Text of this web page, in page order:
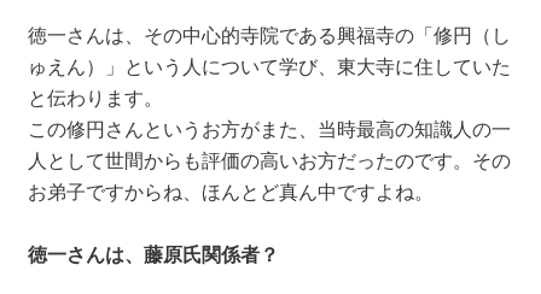
徳一さんは、その中心的寺院である興福寺の「修円（し
ゅえん）」という人について学び、東大寺に住していた
と伝わります。
この修円さんというお方がまた、当時最高の知識人の一
人として世間からも評価の高いお方だったのです。その
お弟子ですからね、ほんとど真ん中ですよね。
徳一さんは、藤原氏関係者？